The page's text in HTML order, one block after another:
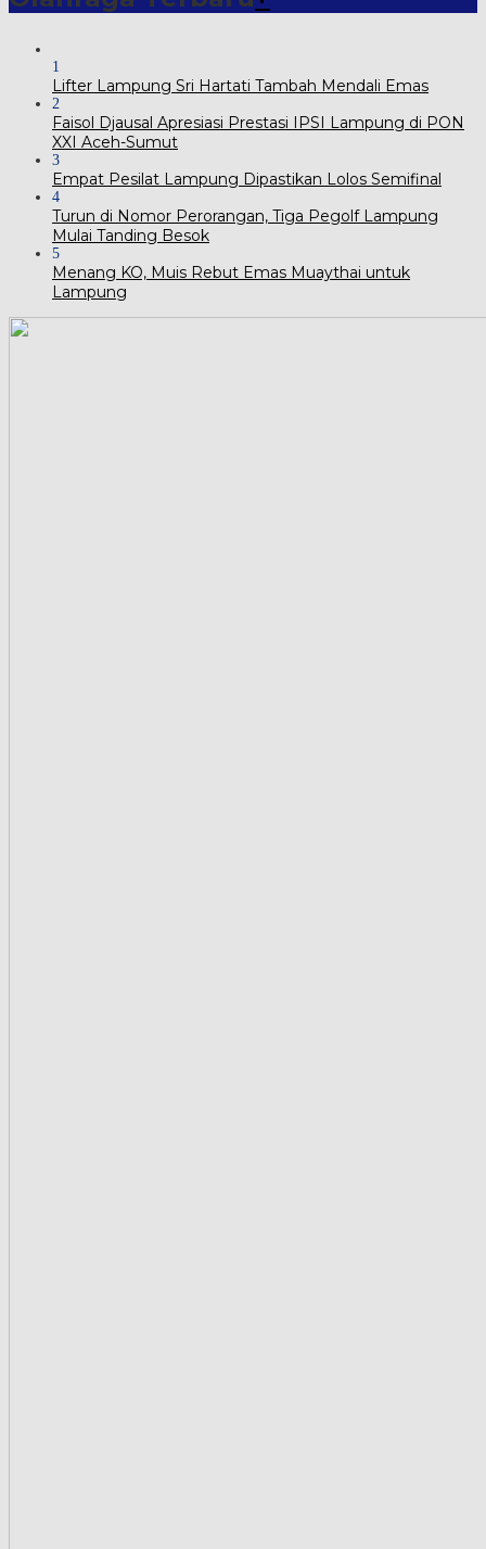
1
Lifter Lampung Sri Hartati Tambah Mendali Emas
2
Faisol Djausal Apresiasi Prestasi IPSI Lampung di PON
XXI Aceh-Sumut
3
Empat Pesilat Lampung Dipastikan Lolos Semifinal
4
Turun di Nomor Perorangan, Tiga Pegolf Lampung
Mulai Tanding Besok
5
Menang KO, Muis Rebut Emas Muaythai untuk
Lampung